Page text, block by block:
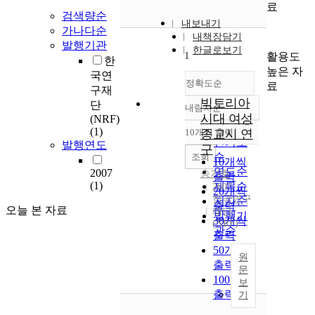
검색량순
가나다순
발행기관
한
국연
구재
단
(NRF)
(1)
발행연도
2007
(1)
오늘 본 자료
내보내기
내책장담기
한글로보기
정확도순
정확도
순
인기도
순
연도순
제목순
저자순
발행기
관순
내림차순
내림차순
10개씩 출력
10개씩
출력
20개씩
출력
30개씩
출력
50개씩
출력
100개씩
출력
조회
1
빅토리아
시대 여성
종교시 연
구
송기호
2007
한국연구
재단
(NRF)
원
문
보
기
료
활용도
높은 자
료